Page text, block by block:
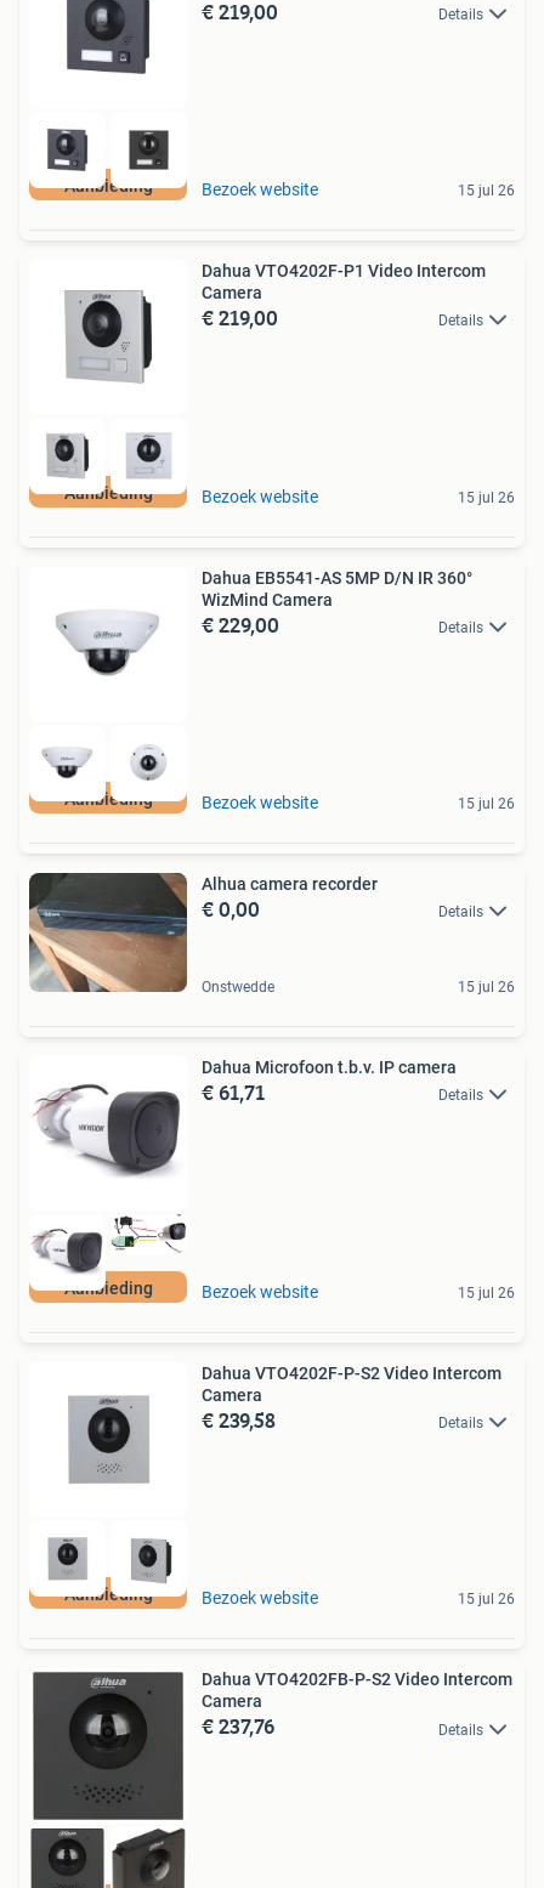
Aanbieding
€ 219,00 Details
Bezoek website 15 jul 26
Aanbieding
Dahua VTO4202F-P1 Video Intercom
Camera
€ 219,00 Details
Bezoek website 15 jul 26
Aanbieding
Dahua EB5541-AS 5MP D/N IR 360°
WizMind Camera
€ 229,00 Details
Bezoek website 15 jul 26
Alhua camera recorder
€ 0,00 Details
Onstwedde 15 jul 26
Aanbieding
Dahua Microfoon t.b.v. IP camera
€ 61,71 Details
Bezoek website 15 jul 26
Aanbieding
Dahua VTO4202F-P-S2 Video Intercom
Camera
€ 239,58 Details
Bezoek website 15 jul 26
Dahua VTO4202FB-P-S2 Video Intercom
Camera
€ 237,76 Details